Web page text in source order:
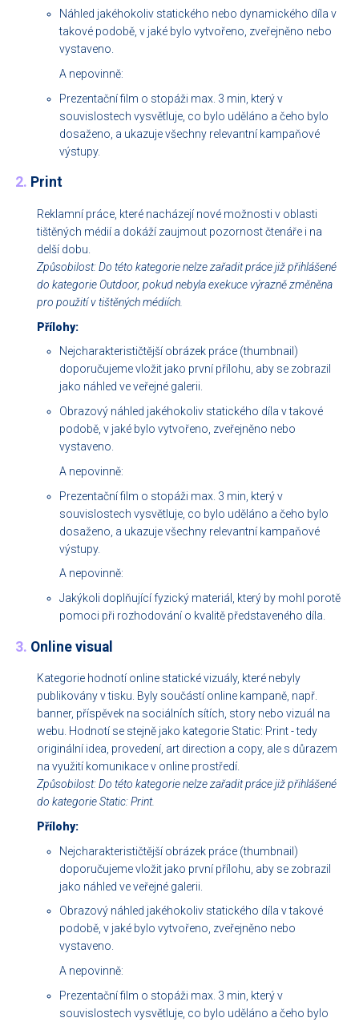
Náhled jakéhokoliv statického nebo dynamického díla v
takové podobě, v jaké bylo vytvořeno, zveřejněno nebo
vystaveno.
A nepovinně:
Prezentační film o stopáži max. 3 min, který v
souvislostech vysvětluje, co bylo uděláno a čeho bylo
dosaženo, a ukazuje všechny relevantní kampaňové
výstupy.
2. Print
Reklamní práce, které nacházejí nové možnosti v oblasti
tištěných médií a dokáží zaujmout pozornost čtenáře i na
delší dobu.
Způsobilost: Do této kategorie nelze zařadit práce již přihlášené
do kategorie Outdoor, pokud nebyla exekuce výrazně změněna
pro použití v tištěných médiích.
Přílohy:
Nejcharakterističtější obrázek práce (thumbnail)
doporučujeme vložit jako první přílohu, aby se zobrazil
jako náhled ve veřejné galerii.
Obrazový náhled jakéhokoliv statického díla v takové
podobě, v jaké bylo vytvořeno, zveřejněno nebo
vystaveno.
A nepovinně:
Prezentační film o stopáži max. 3 min, který v
souvislostech vysvětluje, co bylo uděláno a čeho bylo
dosaženo, a ukazuje všechny relevantní kampaňové
výstupy.
A nepovinně:
Jakýkoli doplňující fyzický materiál, který by mohl porotě
pomoci při rozhodování o kvalitě představeného díla.
3. Online visual
Kategorie hodnotí online statické vizuály, které nebyly
publikovány v tisku. Byly součástí online kampaně, např.
banner, příspěvek na sociálních sítích, story nebo vizuál na
webu. Hodnotí se stejně jako kategorie Static: Print - tedy
originální idea, provedení, art direction a copy, ale s důrazem
na využití komunikace v online prostředí.
Způsobilost: Do této kategorie nelze zařadit práce již přihlášené
do kategorie Static: Print.
Přílohy:
Nejcharakterističtější obrázek práce (thumbnail)
doporučujeme vložit jako první přílohu, aby se zobrazil
jako náhled ve veřejné galerii.
Obrazový náhled jakéhokoliv statického díla v takové
podobě, v jaké bylo vytvořeno, zveřejněno nebo
vystaveno.
A nepovinně:
Prezentační film o stopáži max. 3 min, který v
souvislostech vysvětluje, co bylo uděláno a čeho bylo